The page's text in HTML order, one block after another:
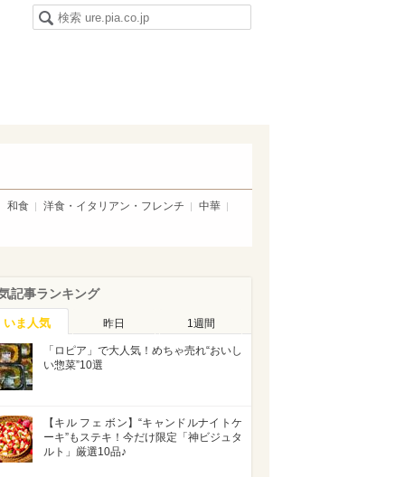
和食 洋食・イタリアン・フレンチ 中華
記事ランキング
いま人気 昨日 1週間
「ロピア」で大人気！めちゃ売れ“おいし
い惣菜”10選
【キル フェ ボン】“キャンドルナイトケ
ーキ”もステキ！今だけ限定「神ビジュタ
ルト」厳選10品♪